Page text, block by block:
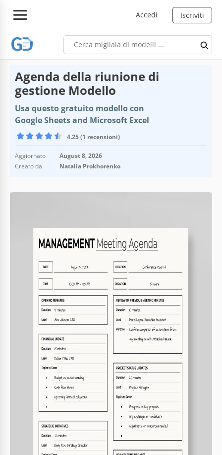
Accedi Iscriviti
Agenda della riunione di
gestione Modello
Usa questo gratuito modello con
Google Sheets and Microsoft Excel
4.25 (1 recensioni)
Aggiornato
August 8, 2026
Creato da
Natalia Prokhorenko